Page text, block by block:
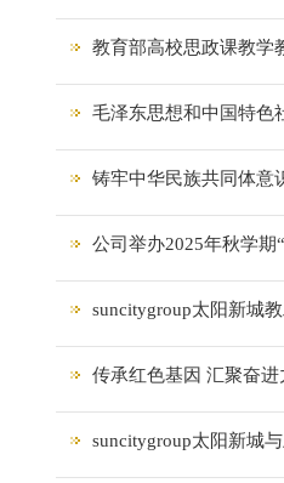
教育部高校思政课教学
毛泽东思想和中国特色
铸牢中华民族共同体意
公司举办2025年秋学期
suncitygroup太阳新城
传承红色基因 汇聚奋
suncitygroup太阳新城